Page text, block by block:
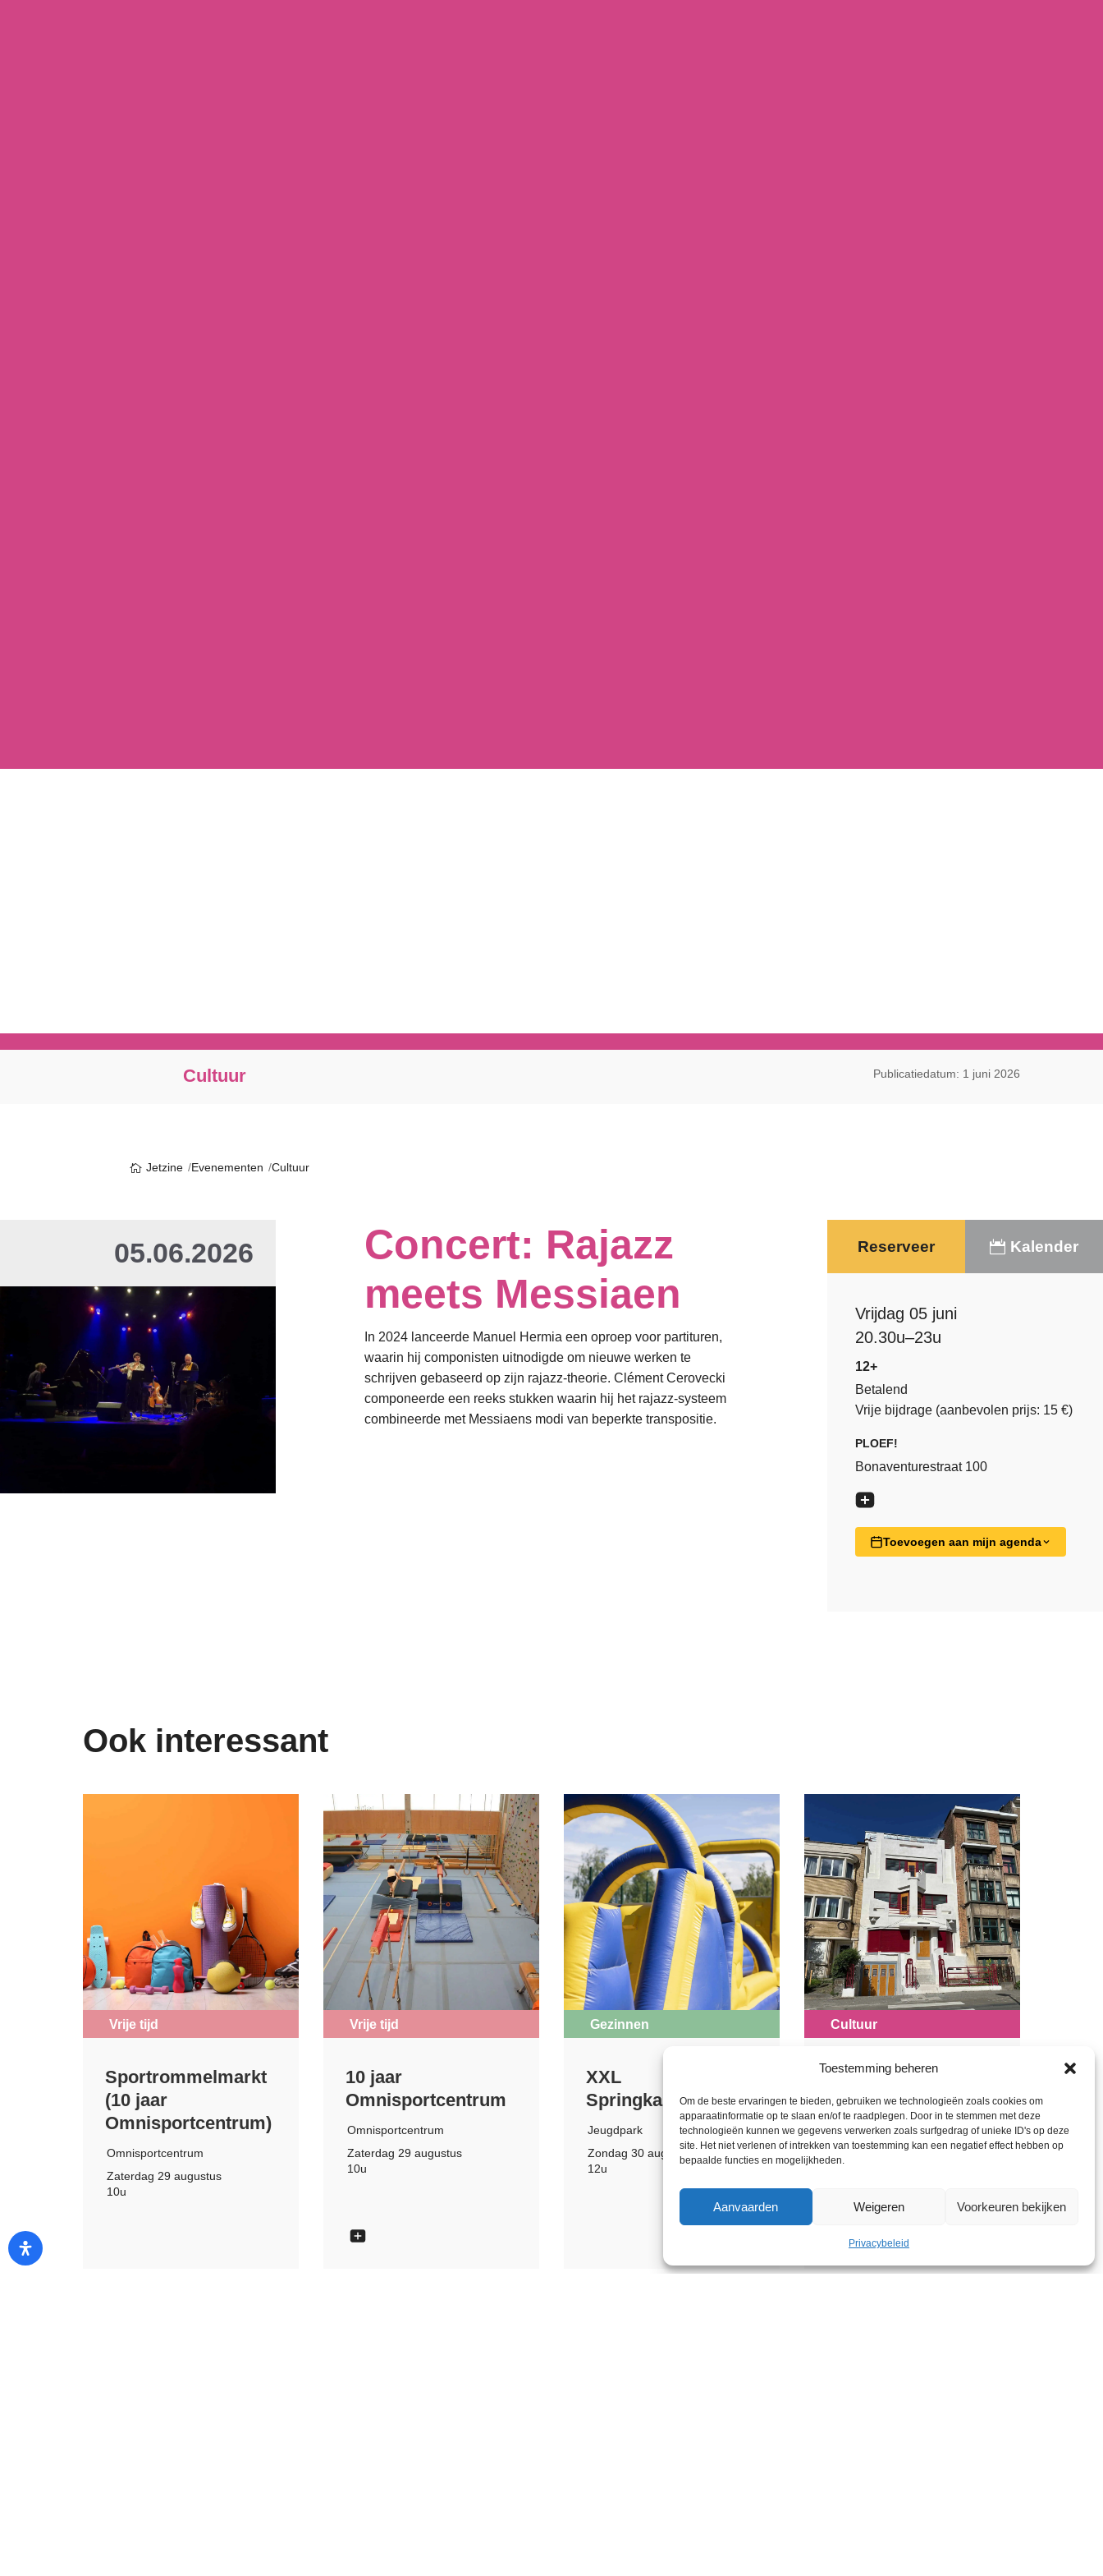
Toestemming beheren
Om de beste ervaringen te bieden, gebruiken we technologieën zoals cookies om
apparaatinformatie op te slaan en/of te raadplegen. Door in te stemmen met deze
technologieën kunnen we gegevens verwerken zoals surfgedrag of unieke ID's op deze
site. Het niet verlenen of intrekken van toestemming kan een negatief effect hebben op
bepaalde functies en mogelijkheden.
Aanvaarden Weigeren Voorkeuren bekijken
Privacybeleid
Cultuur Publicatiedatum: 1 juni 2026
Jetzine Evenementen Cultuur
05.06.2026
Concert: Rajazz
meets Messiaen
In 2024 lanceerde Manuel Hermia een oproep voor partituren,
waarin hij componisten uitnodigde om nieuwe werken te
schrijven gebaseerd op zijn rajazz-theorie. Clément Cerovecki
componeerde een reeks stukken waarin hij het rajazz-systeem
combineerde met Messiaens modi van beperkte transpositie.
Reserveer Kalender
Vrijdag 05 juni
20.30u–23u
12+
Betalend
Vrije bijdrage (aanbevolen prijs: 15 €)
PLOEF!
Bonaventurestraat 100
Toevoegen aan mijn agenda
Ook interessant
Vrije tijd
Sportrommelmarkt
(10 jaar
Omnisportcentrum)
Omnisportcentrum
Zaterdag 29 augustus
10u
Vrije tijd
10 jaar
Omnisportcentrum
Omnisportcentrum
Zaterdag 29 augustus
10u
Gezinnen
XXL
Springkasteelparcours
Jeugdpark
Zondag 30 augustus
12u
Cultuur
Geleid bezoek:
Belgische
abstracte kunst in
het Withuis
Zaterdag 07 november